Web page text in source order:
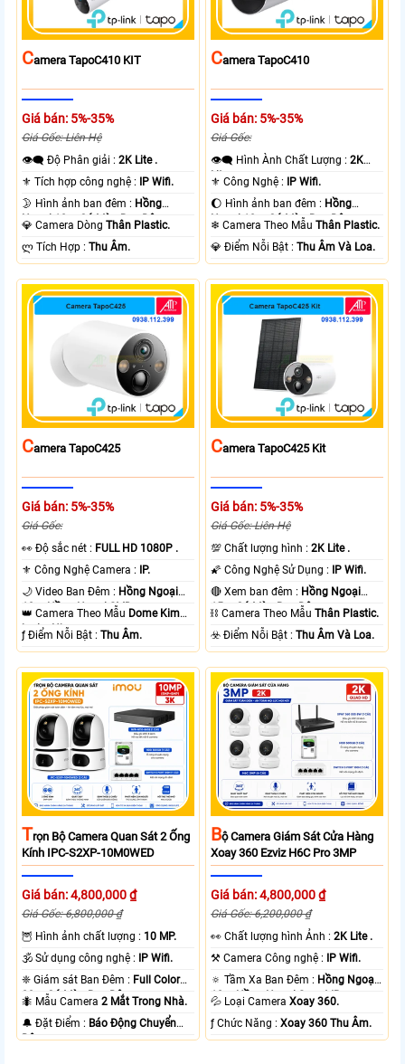
CAmera TapoC410 KIT
Giá bán: 5%-35%
Giá Gốc: Liên Hệ
👁️‍🗨 Độ Phân giải :2K Lite .
⚜️ Tích hợp công nghệ : IP Wifi.
🌛 Hình ảnh ban đêm : Hồng
Ngoại 10m Có Màu Ban Ðêm.
💎 Camera DòngThân Plastic.
️ლ Tích Hợp :Thu Âm.
CAmera TapoC410
Giá bán: 5%-35%
Giá Gốc:
👁️‍🗨 Hình Ành Chất Lượng :2K
Lite .
⚜️ Công Nghệ : IP Wifi.
🌔 Hình ảnh ban đêm : Hồng
Ngoại 10m Có Màu Ban Ðêm.
❄ Camera Theo MẫuThân Plastic.
️💎 Điểm Nỗi Bật :Thu Âm Và Loa.
CAmera TapoC425
Giá bán: 5%-35%
Giá Gốc:
️👀 Độ sắc nét : FULL HD 1080P .
⚜️ Công Nghệ Camera : IP.
🌙 Video Ban Đêm : Hồng Ngoại
10m Hồng Ngoại SMD.
👑 Camera Theo Mẫu Dome Kim
loại + Nhựa.
️ƒ Điểm Nỗi Bật :Thu Âm.
CAmera TapoC425 Kit
Giá bán: 5%-35%
Giá Gốc: Liên Hệ
💯 Chất lượng hình :2K Lite .
🌠 Công Nghệ Sử Dụng : IP Wifi.
🔴 Xem ban đêm : Hồng Ngoại
15m Có Màu Ban Ðêm.
⛓ Camera Theo MẫuThân Plastic.
️☣️ Điểm Nỗi Bật :Thu Âm Và Loa.
TRọn Bộ Camera Quan Sát 2 Ống
Kính IPC-S2XP-10M0WED
Giá bán: 4,800,000 ₫
Giá Gốc: 6,800,000 ₫
🦉 Hình ảnh chất lượng : 10 MP.
🕉️ Sử dụng công nghệ : IP Wifi.
❈ Giám sát Ban Đêm : Full Color
20m Có Màu Ban Ðêm.
🐜 Mẫu Camera2 Mắt Trong Nhà.
️🔔 Đặt Điểm : Báo Động Chuyển
Động.
BỘ Camera Giám Sát Cửa Hàng
Xoay 360 Ezviz H6C Pro 3MP
Giá bán: 4,800,000 ₫
Giá Gốc: 6,200,000 ₫
️👀 Chất lượng hình Ảnh :2K Lite .
⚒ Camera Công nghệ : IP Wifi.
🔅 Tầm Xa Ban Đêm : Hồng Ngoại
10m Hồng Ngoại Smart IR.
💦 Loại CameraXoay 360.
️ƒ Chức Năng :Xoay 360 Thu Âm.